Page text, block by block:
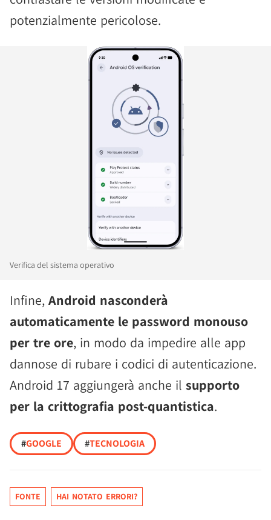
potenzialmente pericolose.
Verifica del sistema operativo
Infine, Android nasconderà
automaticamente le password monouso
per tre ore, in modo da impedire alle app
dannose di rubare i codici di autenticazione.
Android 17 aggiungerà anche il supporto
per la crittografia post-quantistica.
#GOOGLE #TECNOLOGIA
FONTE HAI NOTATO ERRORI?